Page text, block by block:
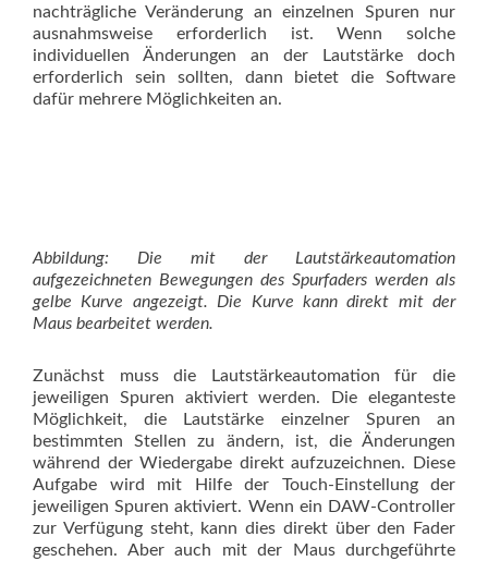
nachträgliche Veränderung an einzelnen Spuren nur
ausnahmsweise erforderlich ist. Wenn solche
individuellen Änderungen an der Lautstärke doch
erforderlich sein sollten, dann bietet die Software
dafür mehrere Möglichkeiten an.
Abbildung: Die mit der Lautstärkeautomation
aufgezeichneten Bewegungen des Spurfaders werden als
gelbe Kurve angezeigt. Die Kurve kann direkt mit der
Maus bearbeitet werden.
Zunächst muss die Lautstärkeautomation für die
jeweiligen Spuren aktiviert werden. Die eleganteste
Möglichkeit, die Lautstärke einzelner Spuren an
bestimmten Stellen zu ändern, ist, die Änderungen
während der Wiedergabe direkt aufzuzeichnen. Diese
Aufgabe wird mit Hilfe der Touch-Einstellung der
jeweiligen Spuren aktiviert. Wenn ein DAW-Controller
zur Verfügung steht, kann dies direkt über den Fader
geschehen. Aber auch mit der Maus durchgeführte